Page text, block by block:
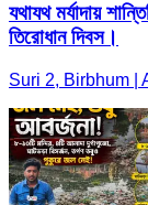
যথাযথ মর্যাদায়
তিরোধান দিবস।
Suri 2, Birbhum |